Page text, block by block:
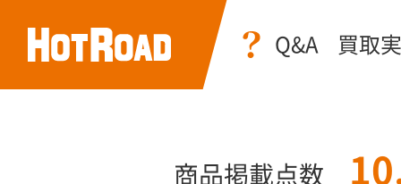
Q&A 買取
商品掲載点数